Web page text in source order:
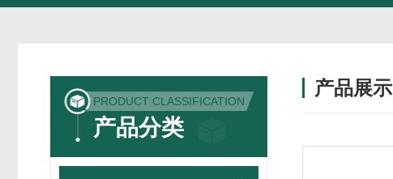
PRODUCT CLASSIFICATION
产品分类
产品展示